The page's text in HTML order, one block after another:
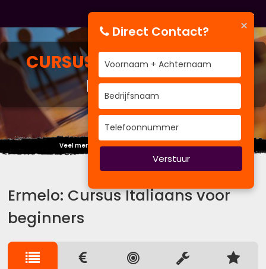
CURSUS
ITALIAANS VOOR
BEGINNERS
Veel mensen kiezen de weg van vooroordelen.
Ermelo: Cursus Italiaans voor
beginners
×
Direct Contact?
Verstuur